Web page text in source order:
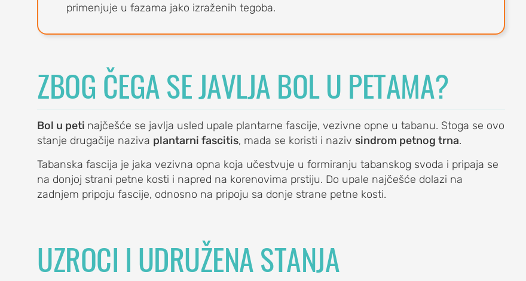
primenjuje u fazama jako izraženih tegoba.
ZBOG ČEGA SE JAVLJA BOL U PETAMA?
Bol u peti najčešće se javlja usled upale plantarne fascije, vezivne opne u tabanu. Stoga se ovo
stanje drugačije naziva plantarni fascitis, mada se koristi i naziv sindrom petnog trna.
Tabanska fascija je jaka vezivna opna koja učestvuje u formiranju tabanskog svoda i pripaja se
na donjoj strani petne kosti i napred na korenovima prstiju. Do upale najčešće dolazi na
zadnjem pripoju fascije, odnosno na pripoju sa donje strane petne kosti.
UZROCI I UDRUŽENA STANJA